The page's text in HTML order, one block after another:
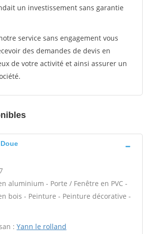
un investissement sans garantie
service sans engagement vous
des demandes de devis en
de votre activité et ainsi assurer un
aluminium - Porte / Fenêtre en PVC -
bois - Peinture - Peinture décorative -
: Yann le rolland